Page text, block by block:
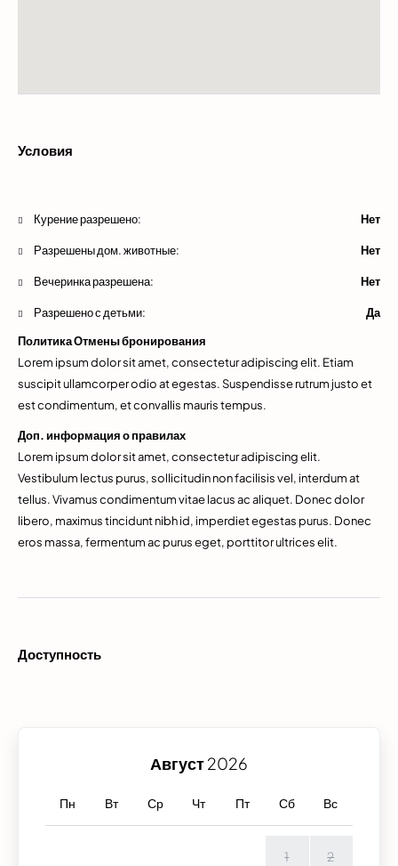
Условия
Курение разрешено: Нет
Разрешены дом. животные: Нет
Вечеринка разрешена: Нет
Разрешено с детьми:
Да
Политика Отмены бронирования
Lorem ipsum dolor sit amet, consectetur adipiscing elit. Etiam
suscipit ullamcorper odio at egestas. Suspendisse rutrum justo et
est condimentum, et convallis mauris tempus.
Доп. информация о правилах
Lorem ipsum dolor sit amet, consectetur adipiscing elit.
Vestibulum lectus purus, sollicitudin non facilisis vel, interdum at
tellus. Vivamus condimentum vitae lacus ac aliquet. Donec dolor
libero, maximus tincidunt nibh id, imperdiet egestas purus. Donec
eros massa, fermentum ac purus eget, porttitor ultrices elit.
Доступность
Август2026
Пн Вт Ср Чт Пт Сб Вс
1 2